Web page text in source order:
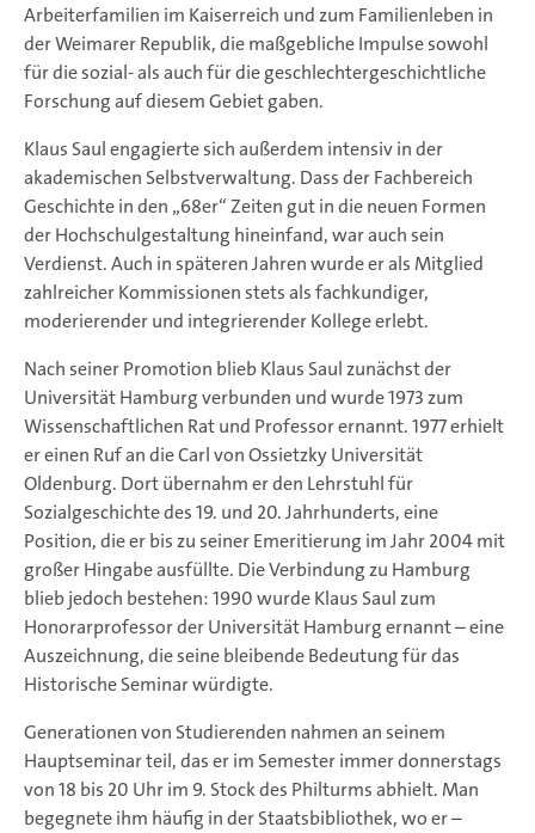
Arbeiterfamilien im Kaiserreich und zum Familienleben in
der Weimarer Republik, die maßgebliche Impulse sowohl
für die sozial- als auch für die geschlechtergeschichtliche
Forschung auf diesem Gebiet gaben.
Klaus Saul engagierte sich außerdem intensiv in der
akademischen Selbstverwaltung. Dass der Fachbereich
Geschichte in den „68er“ Zeiten gut in die neuen Formen
der Hochschulgestaltung hineinfand, war auch sein
Verdienst. Auch in späteren Jahren wurde er als Mitglied
zahlreicher Kommissionen stets als fachkundiger,
moderierender und integrierender Kollege erlebt.
Nach seiner Promotion blieb Klaus Saul zunächst der
Universität Hamburg verbunden und wurde 1973 zum
Wissenschaftlichen Rat und Professor ernannt. 1977 erhielt
er einen Ruf an die Carl von Ossietzky Universität
Oldenburg. Dort übernahm er den Lehrstuhl für
Sozialgeschichte des 19. und 20. Jahrhunderts, eine
Position, die er bis zu seiner Emeritierung im Jahr 2004 mit
großer Hingabe ausfüllte. Die Verbindung zu Hamburg
blieb jedoch bestehen: 1990 wurde Klaus Saul zum
Honorarprofessor der Universität Hamburg ernannt – eine
Auszeichnung, die seine bleibende Bedeutung für das
Historische Seminar würdigte.
Generationen von Studierenden nahmen an seinem
Hauptseminar teil, das er im Semester immer donnerstags
von 18 bis 20 Uhr im 9. Stock des Philturms abhielt. Man
begegnete ihm häufig in der Staatsbibliothek, wo er –